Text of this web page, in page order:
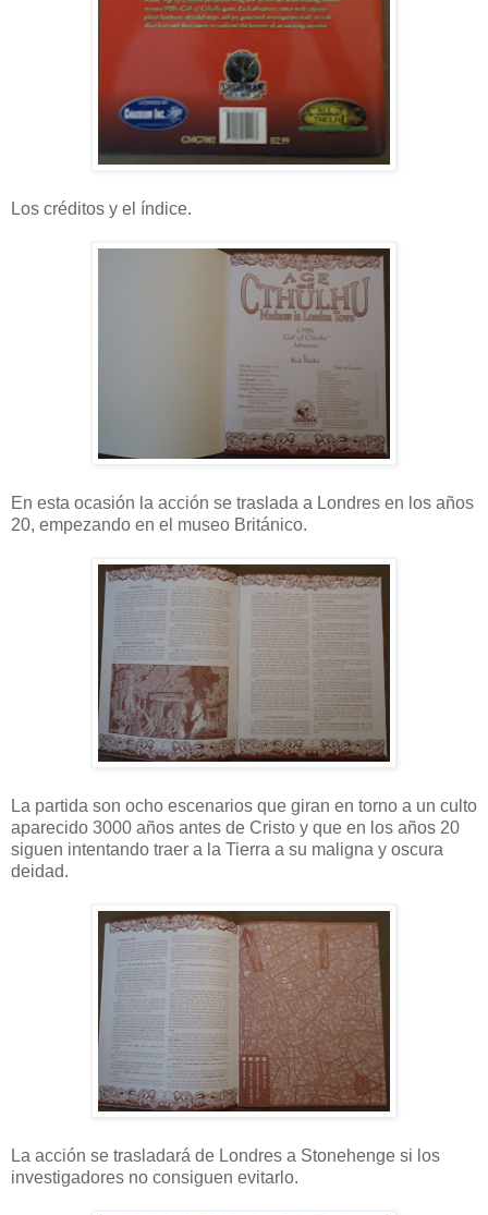
Los créditos y el índice.
En esta ocasión la acción se traslada a Londres en los años
20, empezando en el museo Británico.
La partida son ocho escenarios que giran en torno a un culto
aparecido 3000 años antes de Cristo y que en los años 20
siguen intentando traer a la Tierra a su maligna y oscura
deidad.
La acción se trasladará de Londres a Stonehenge si los
investigadores no consiguen evitarlo.